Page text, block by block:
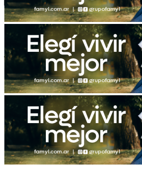
No Result
View All Result